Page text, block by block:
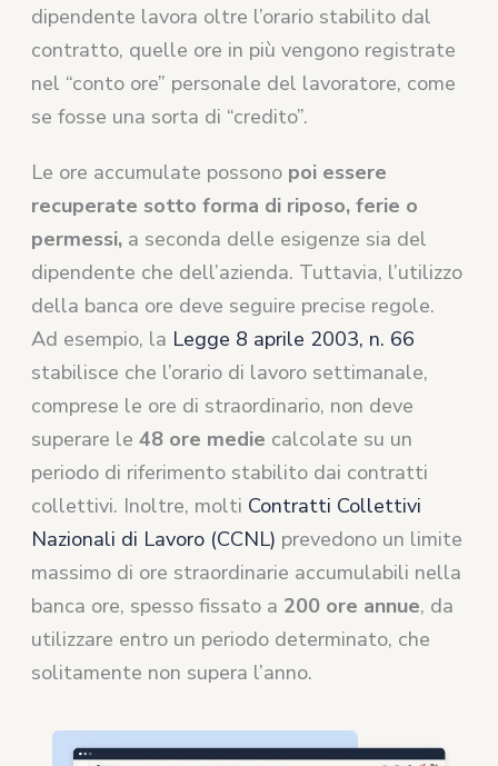
dipendente lavora oltre l’orario stabilito dal
contratto, quelle ore in più vengono registrate
nel “conto ore” personale del lavoratore, come
se fosse una sorta di “credito”.
Le ore accumulate possono poi essere
recuperate sotto forma di riposo, ferie o
permessi, a seconda delle esigenze sia del
dipendente che dell’azienda. Tuttavia, l’utilizzo
della banca ore deve seguire precise regole.
Ad esempio, la Legge 8 aprile 2003, n. 66
stabilisce che l’orario di lavoro settimanale,
comprese le ore di straordinario, non deve
superare le48 ore medie calcolate su un
periodo di riferimento stabilito dai contratti
collettivi. Inoltre, molti Contratti Collettivi
Nazionali di Lavoro (CCNL) prevedono un limite
massimo di ore straordinarie accumulabili nella
banca ore, spesso fissato a 200 ore annue, da
utilizzare entro un periodo determinato, che
solitamente non supera l’anno.